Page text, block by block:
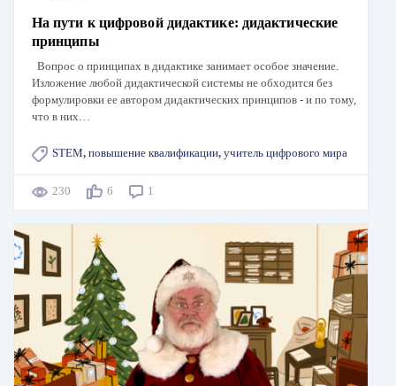
На пути к цифровой дидактике: дидактические
принципы
Вопрос о принципах в дидактике занимает особое значение.
Изложение любой дидактической системы не обходится без
формулировки ее автором дидактических принципов - и по тому,
что в них…
STEM, повышение квалификации, учитель цифрового мира
230 6 1